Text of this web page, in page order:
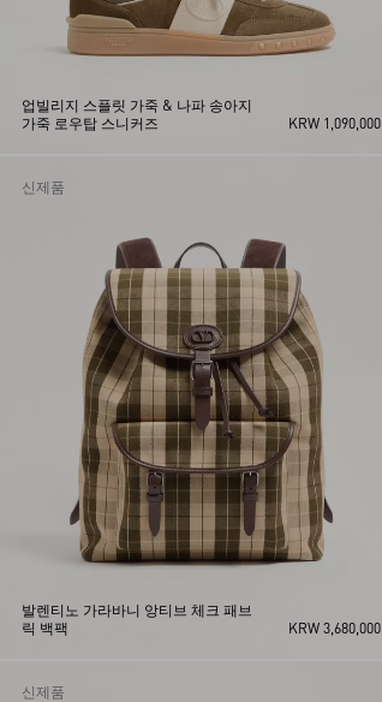
업빌리지 스플릿 가죽 & 나파 송아지
가죽 로우탑 스니커즈
KRW 1,090,000
신제품
발렌티노 가라바니 앙티브 체크 패브
릭 백팩
KRW 3,680,000
신제품